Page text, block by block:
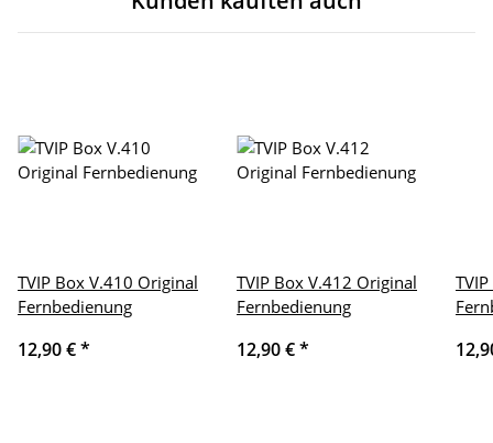
TVIP Box V.410 Original
Fernbedienung
12,90 €*
TVIP Box V.412 Original
Fernbedienung
12,90 €*